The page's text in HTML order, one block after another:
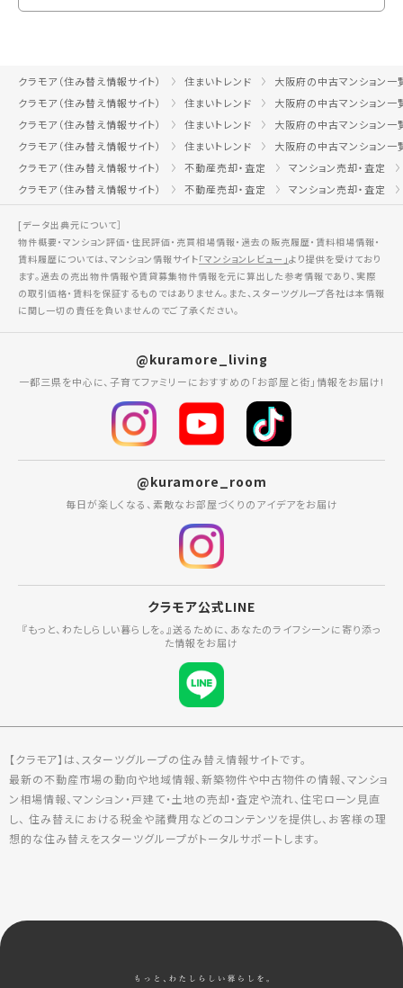
クラモア（住み替え情報サイト） 住まいトレンド
大阪府の中古マンション一
クラモア（住み替え情報サイト）
住まいトレンド
大阪府の中古マンション一
クラモア（住み替え情報サイト）
住まいトレンド
大阪府の中古マンション一
クラモア（住み替え情報サイト）
住まいトレンド
大阪府の中古マンション一
クラモア（住み替え情報サイト）
不動産売却・査定
マンション売却・査定
クラモア（住み替え情報サイト）
不動産売却・査定 マンション売却・査定
[データ出典元について］
物件概要・マンション評価・住民評価・売買相場情報・過去の販売履歴・賃料相場情報・
賃料履歴については、マンション情報サイト「マンションレビュー」より提供を受けており
ます。過去の売出物件情報や賃貸募集物件情報を元に算出した参考情報であり、実際
の取引価格・賃料を保証するものではありません。また、スターツグループ各社は本情報
に関し一切の責任を負いませんのでご了承ください。
@kuramore_living
一都三県を中心に、子育てファミリーにおすすめの「お部屋と街」情報をお届け!
@kuramore_room
毎日が楽しくなる、素敵なお部屋づくりのアイデアをお届け
クラモア公式LINE
『もっと、わたしらしい暮らしを。』送るために、あなたのライフシーンに寄り添っ
た情報をお届け
【クラモア】は、スターツグループの住み替え情報サイトです。
最新の不動産市場の動向や地域情報、新築物件や中古物件の情報、マンショ
ン相場情報、マンション・戸建て・土地の売却・査定や流れ、住宅ローン見直
し、 住み替えにおける税金や諸費用などのコンテンツを提供し、お客様の理
想的な住み替えをスターツグループがトータルサポートします。